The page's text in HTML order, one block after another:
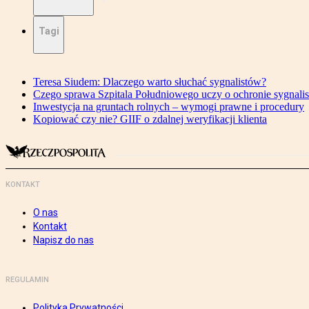
Tagi
Teresa Siudem: Dlaczego warto słuchać sygnalistów?
Czego sprawa Szpitala Południowego uczy o ochronie
Inwestycja na gruntach rolnych – wymogi prawne i procedury
Kopiować czy nie? GIIF o zdalnej weryfikacji klienta
KONTAKT
O nas
Kontakt
Napisz do nas
REGULAMIN